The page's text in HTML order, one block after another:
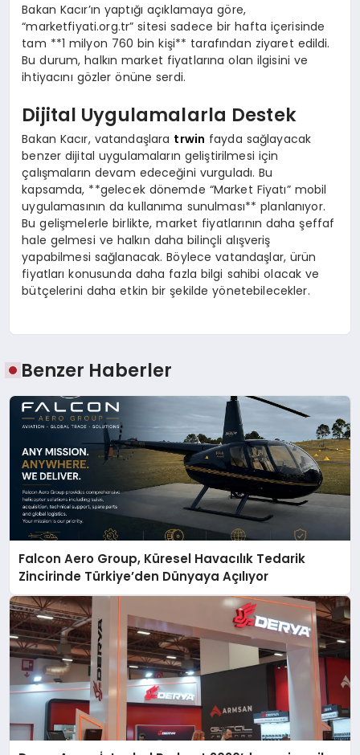
Bakan Kacır’ın yaptığı açıklamaya göre,
“marketfiyati.org.tr” sitesi sadece bir hafta içerisinde
tam **1 milyon 760 bin kişi** tarafından ziyaret edildi.
Bu durum, halkın market fiyatlarına olan ilgisini ve
ihtiyacını gözler önüne serdi.
Dijital Uygulamalarla Destek
Bakan Kacır, vatandaşlara trwin fayda sağlayacak
benzer dijital uygulamaların geliştirilmesi için
çalışmaların devam edeceğini vurguladı. Bu
kapsamda, **gelecek dönemde “Market Fiyatı” mobil
uygulamasının da kullanıma sunulması** planlanıyor.
Bu gelişmelerle birlikte, market fiyatlarının daha şeffaf
hale gelmesi ve halkın daha bilinçli alışveriş
yapabilmesi sağlanacak. Böylece vatandaşlar, ürün
fiyatları konusunda daha fazla bilgi sahibi olacak ve
bütçelerini daha etkin bir şekilde yönetebilecekler.
Benzer Haberler
Falcon Aero Group, Küresel Havacılık Tedarik
Zincirinde Türkiye’den Dünyaya Açılıyor